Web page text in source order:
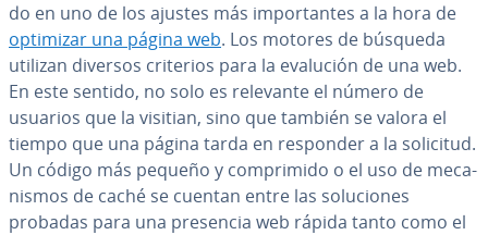
do en uno de los ajustes más im­po­r­ta­n­tes a la hora de
optimizar una página web. Los motores de búsqueda
utilizan diversos criterios para la evalución de una web.
En este sentido, no solo es relevante el número de
usuarios que la visitian, sino que también se valora el
tiempo que una página tarda en responder a la solicitud.
Un código más pequeño y co­m­pri­mi­do o el uso de me­ca­
ni­s­mos de caché se cuentan entre las so­lu­cio­nes
probadas para una presencia web rápida tanto como el